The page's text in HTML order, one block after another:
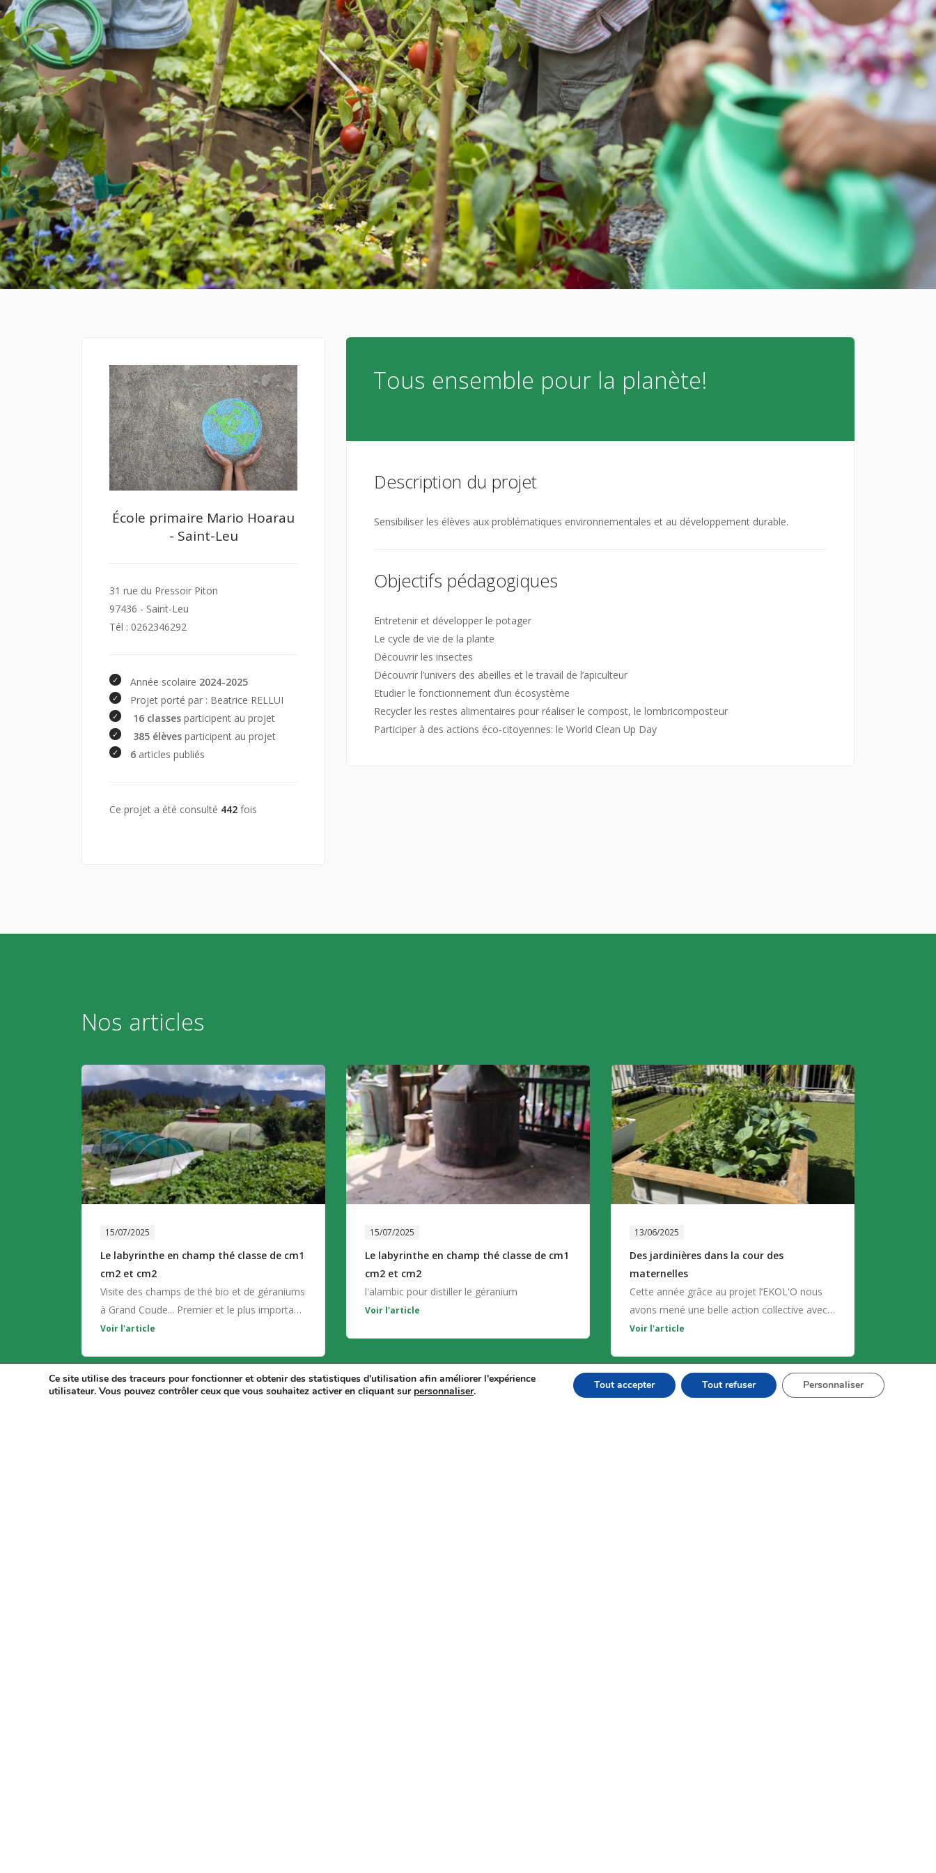
École primaire Mario Hoarau
- Saint-Leu
31 rue du Pressoir Piton
97436 - Saint-Leu
Tél : 0262346292
Année scolaire 2024-2025
Projet porté par : Beatrice RELLUI
16 classes participent au projet
385 élèves participent au projet
6 articles publiés
Ce projet a été consulté 442 fois
Tous ensemble pour la planète!
Description du projet
Sensibiliser les élèves aux problématiques environnementales et au développement durable.
Objectifs pédagogiques
Entretenir et développer le potager
Le cycle de vie de la plante
Découvrir les insectes
Découvrir l’univers des abeilles et le travail de l’apiculteur
Etudier le fonctionnement d’un écosystème
Recycler les restes alimentaires pour réaliser le compost, le lombricomposteur
Participer à des actions éco-citoyennes: le World Clean Up Day
Nos articles
15/07/2025
Le labyrinthe en champ thé classe de cm1
cm2 et cm2
Visite des champs de thé bio et de géraniums
à Grand Coude... Premier et le plus important
producteur de France...
Voir l'article
15/07/2025
Le labyrinthe en champ thé classe de cm1
cm2 et cm2
l'alambic pour distiller le géranium
Voir l'article
13/06/2025
Des jardinières dans la cour des
maternelles
Cette année grâce au projet l’EKOL'O nous
avons mené une belle action collective avec
les six classes de maternelle de...
Voir l'article
Ce site utilise des traceurs pour fonctionner et obtenir des statistiques d'utilisation afin améliorer l'expérience
utilisateur. Vous pouvez contrôler ceux que vous souhaitez activer en cliquant sur personnaliser. Tout accepter Tout refuser Personnaliser